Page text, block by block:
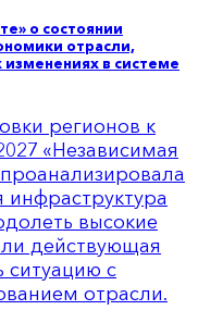
о состоянии
отрасли,
в системе
регионов к
«Независимая
инфраструктура
высокие
действующая
ситуацию с
отрасли.